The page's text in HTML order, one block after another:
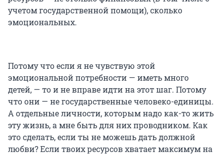
учетом государственной помощи), сколько
эмоциональных.
Потому что если я не чувствую этой
эмоциональной потребности — иметь много
детей, — то и не вправе идти на этот шаг. Потому
что они — не государственные человеко-единицы.
А отдельные личности, которым надо как-то жить
эту жизнь, а мне быть для них проводником. Как
это сделать, если ты не можешь дать должной
любви? Если твоих ресурсов хватает максимум на